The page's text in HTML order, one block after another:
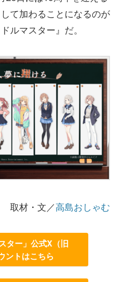
て加わることになるのが
ルマスター』だ。
取材・文／高島おしゃむ
ター」公式X（旧
ントはこちら